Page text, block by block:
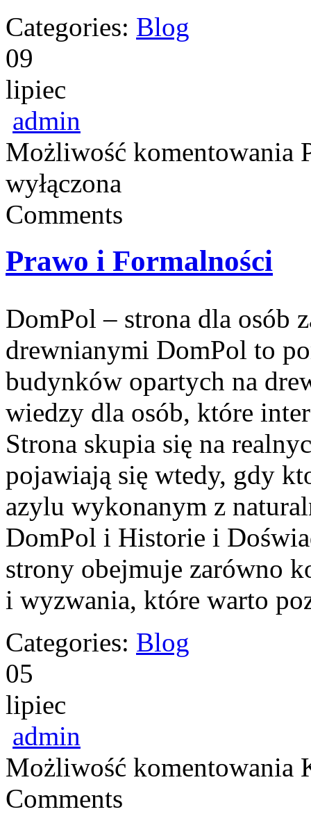
Categories: Blog
09
lipiec
admin
Możliwość komentowania
wyłączona
Comments
Prawo i Formalności
DomPol – strona dla osób
drewnianymi DomPol to
budynków opartych na
wiedzy dla osób, które
Strona skupia się na
pojawiają się wtedy, gdy
azylu wykonanym z
DomPol i Historie i
strony obejmuje zarówno
i wyzwania, które warto
Categories: Blog
05
lipiec
admin
Możliwość komentowania
Comments